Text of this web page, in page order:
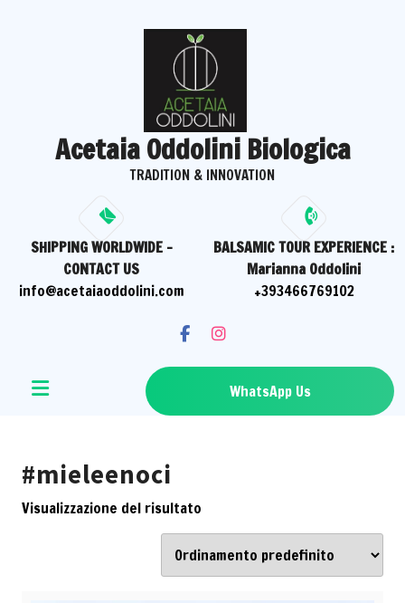
Acetaia Oddolini Biologica
TRADITION & INNOVATION
SHIPPING WORLDWIDE -
CONTACT US
info@acetaiaoddolini.com
BALSAMIC TOUR EXPERIENCE :
Marianna Oddolini
+393466769102
WhatsApp Us
#mieleenoci
Visualizzazione del risultato